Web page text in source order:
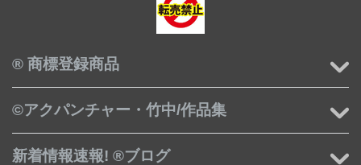
® 商標登録商品
©アクパンチャー・竹中/作品集
新着情報速報! ®ブログ